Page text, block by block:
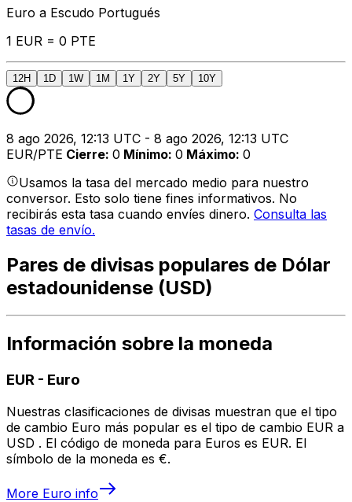
Euro a Escudo Portugués
1 EUR = 0 PTE
12H 1D 1W 1M 1Y 2Y 5Y 10Y
8 ago 2026, 12:13 UTC - 8 ago 2026, 12:13 UTC
EUR/PTE Cierre: 0 Mínimo: 0 Máximo: 0
Usamos la tasa del mercado medio para nuestro
conversor. Esto solo tiene fines informativos. No
recibirás esta tasa cuando envíes dinero. Consulta las
tasas de envío.
Pares de divisas populares de Dólar
estadounidense (USD)
Información sobre la moneda
EUR - Euro
Nuestras clasificaciones de divisas muestran que el tipo
de cambio Euro más popular es el tipo de cambio EUR a
USD . El código de moneda para Euros es EUR. El
símbolo de la moneda es €.
More Euro info